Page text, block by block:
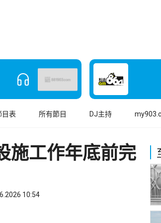
目表 所有節目 DJ主持
施工作年底前完
10:54